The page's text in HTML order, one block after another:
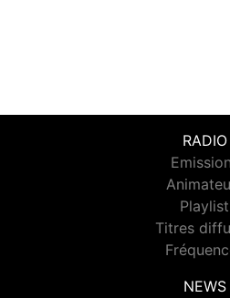
RADIO
Playlist
Titres
NEWS